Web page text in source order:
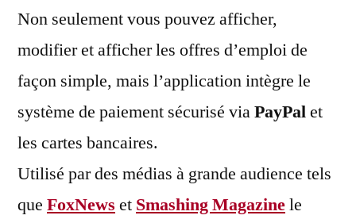
Non seulement vous pouvez afficher,
modifier et afficher les offres d’emploi de
façon simple, mais l’application intègre le
système de paiement sécurisé viaPayPalet
les cartes bancaires.
Utilisé par des médias à grande audience tels
que FoxNews et Smashing Magazinele